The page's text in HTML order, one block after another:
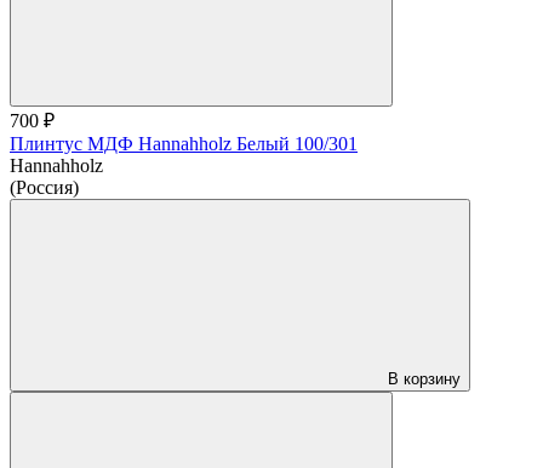
700 ₽
Плинтус МДФ Hannahholz Белый 100/301
Hannahholz
(Россия)
В корзину